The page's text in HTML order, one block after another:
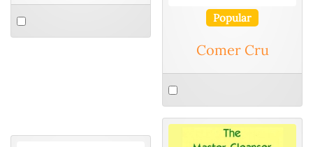
Select
an
Popular
Comer Cru
Select
an
item